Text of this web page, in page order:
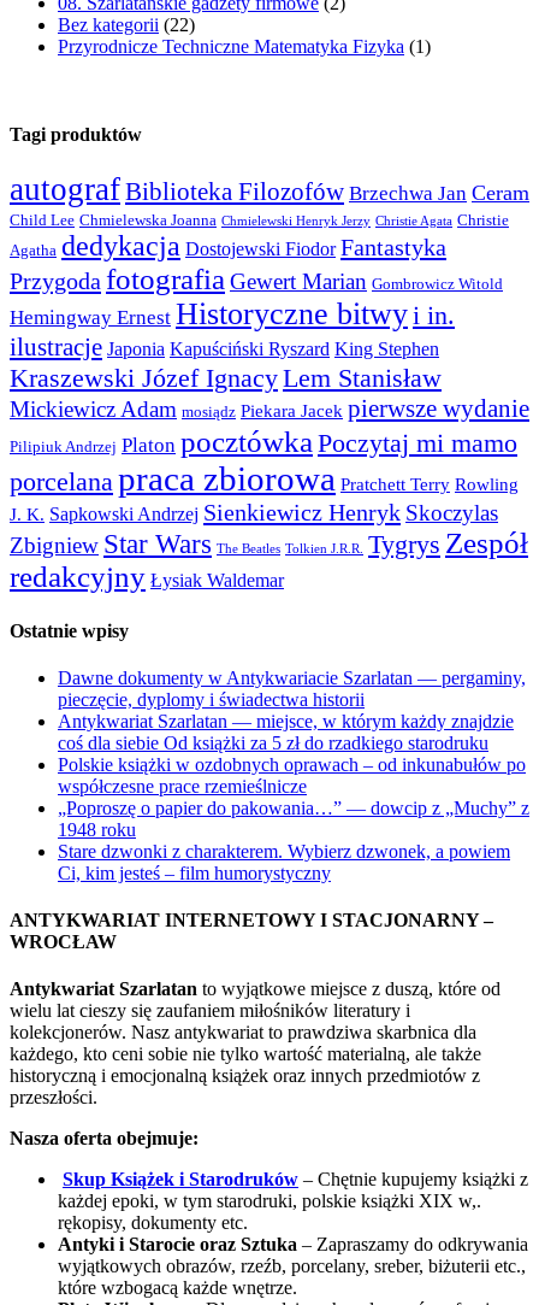
Bez kategorii (22)
Przyrodnicze Techniczne Matematyka Fizyka (1)
Tagi produktów
autografBiblioteka Filozofów Brzechwa Jan Ceram
Child Lee Chmielewska Joanna Chmielewski Henryk Jerzy Christie Agata Christie
Agatha dedykacja Dostojewski Fiodor Fantastyka
Przygoda fotografia Gewert Marian Gombrowicz Witold
Hemingway Ernest Historyczne bitwyi in.
ilustracje Japonia Kapuściński Ryszard King Stephen
Kraszewski Józef IgnacyLem Stanisław
Mickiewicz Adam mosiądz Piekara Jacek pierwsze wydanie
Pilipiuk Andrzej Platon pocztówka Poczytaj mi mamo
porcelanapraca zbiorowa Pratchett Terry Rowling
J. K. Sapkowski Andrzej Sienkiewicz Henryk Skoczylas
Zbigniew Star Wars The Beatles Tolkien J.R.R. Tygrys Zespół
redakcyjny Łysiak Waldemar
Ostatnie wpisy
Dawne dokumenty w Antykwariacie Szarlatan — pergaminy,
pieczęcie, dyplomy i świadectwa historii
Antykwariat Szarlatan — miejsce, w którym każdy znajdzie
coś dla siebie Od książki za 5 zł do rzadkiego starodruku
Polskie książki w ozdobnych oprawach – od inkunabułów po
współczesne prace rzemieślnicze
„Poproszę o papier do pakowania…” — dowcip z „Muchy” z
1948 roku
Stare dzwonki z charakterem. Wybierz dzwonek, a powiem
Ci, kim jesteś – film humorystyczny
ANTYKWARIAT INTERNETOWY I STACJONARNY –
WROCŁAW
Antykwariat Szarlatan to wyjątkowe miejsce z duszą, które od
wielu lat cieszy się zaufaniem miłośników literatury i
kolekcjonerów. Nasz antykwariat to prawdziwa skarbnica dla
każdego, kto ceni sobie nie tylko wartość materialną, ale także
historyczną i emocjonalną książek oraz innych przedmiotów z
przeszłości.
Nasza oferta obejmuje:
Skup Książek i Starodruków – Chętnie kupujemy książki z
każdej epoki, w tym starodruki, polskie książki XIX w,.
rękopisy, dokumenty etc.
Antyki i Starocie oraz Sztuka – Zapraszamy do odkrywania
wyjątkowych obrazów, rzeźb, porcelany, sreber, biżuterii etc.,
które wzbogacą każde wnętrze.